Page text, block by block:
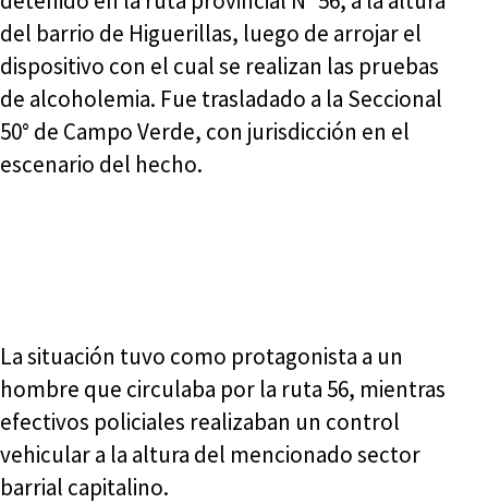
del barrio de Higuerillas, luego de arrojar el
dispositivo con el cual se realizan las pruebas
de alcoholemia. Fue trasladado a la Seccional
50° de Campo Verde, con jurisdicción en el
escenario del hecho.
La situación tuvo como protagonista a un
hombre que circulaba por la ruta 56, mientras
efectivos policiales realizaban un control
vehicular a la altura del mencionado sector
barrial capitalino.